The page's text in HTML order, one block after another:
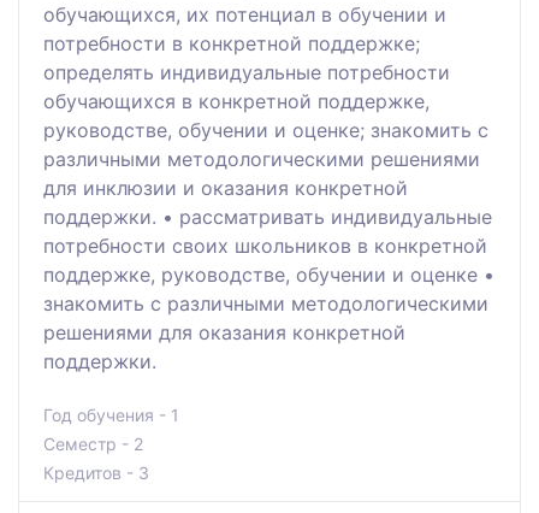
обучающихся, их потенциал в обучении и
потребности в конкретной поддержке;
определять индивидуальные потребности
обучающихся в конкретной поддержке,
руководстве, обучении и оценке; знакомить с
различными методологическими решениями
для инклюзии и оказания конкретной
поддержки. • рассматривать индивидуальные
потребности своих школьников в конкретной
поддержке, руководстве, обучении и оценке •
знакомить с различными методологическими
решениями для оказания конкретной
поддержки.
Год обучения - 1
Семестр - 2
Кредитов - 3